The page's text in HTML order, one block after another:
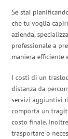
Se stai
che tu voglia
azienda,
professionale a
maniera efficiente
I costi di un
distanza da
servizi aggiuntivi
comporta un
costo finale.
trasportare o